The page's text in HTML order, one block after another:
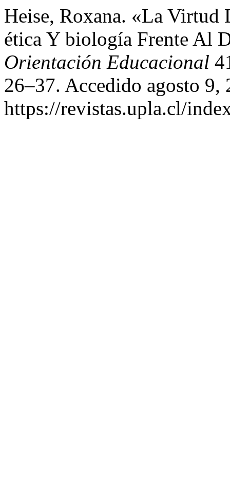
Heise, Roxana. «La Virtud
ética Y biología Frente Al
Orientación Educacional
26–37. Accedido agosto 9,
https://revistas.upla.cl/